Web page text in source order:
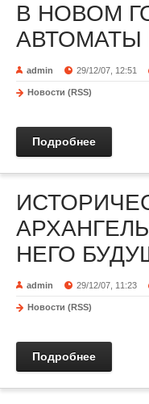
В НОВОМ
АВТОМАТЫ
admin 29/12/07, 12:51
Новости (RSS)
Подробнее
НЕГО
admin 29/12/07, 11:23
Новости (RSS)
Подробнее